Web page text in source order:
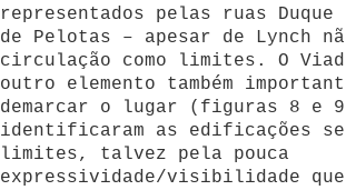
representados pelas ruas
de Pelotas – apesar de Lynch
circulação como limites. O
outro elemento também
demarcar o lugar (figuras 8 e
identificaram as edificações
limites, talvez pela pouca
expressividade/visibilidade